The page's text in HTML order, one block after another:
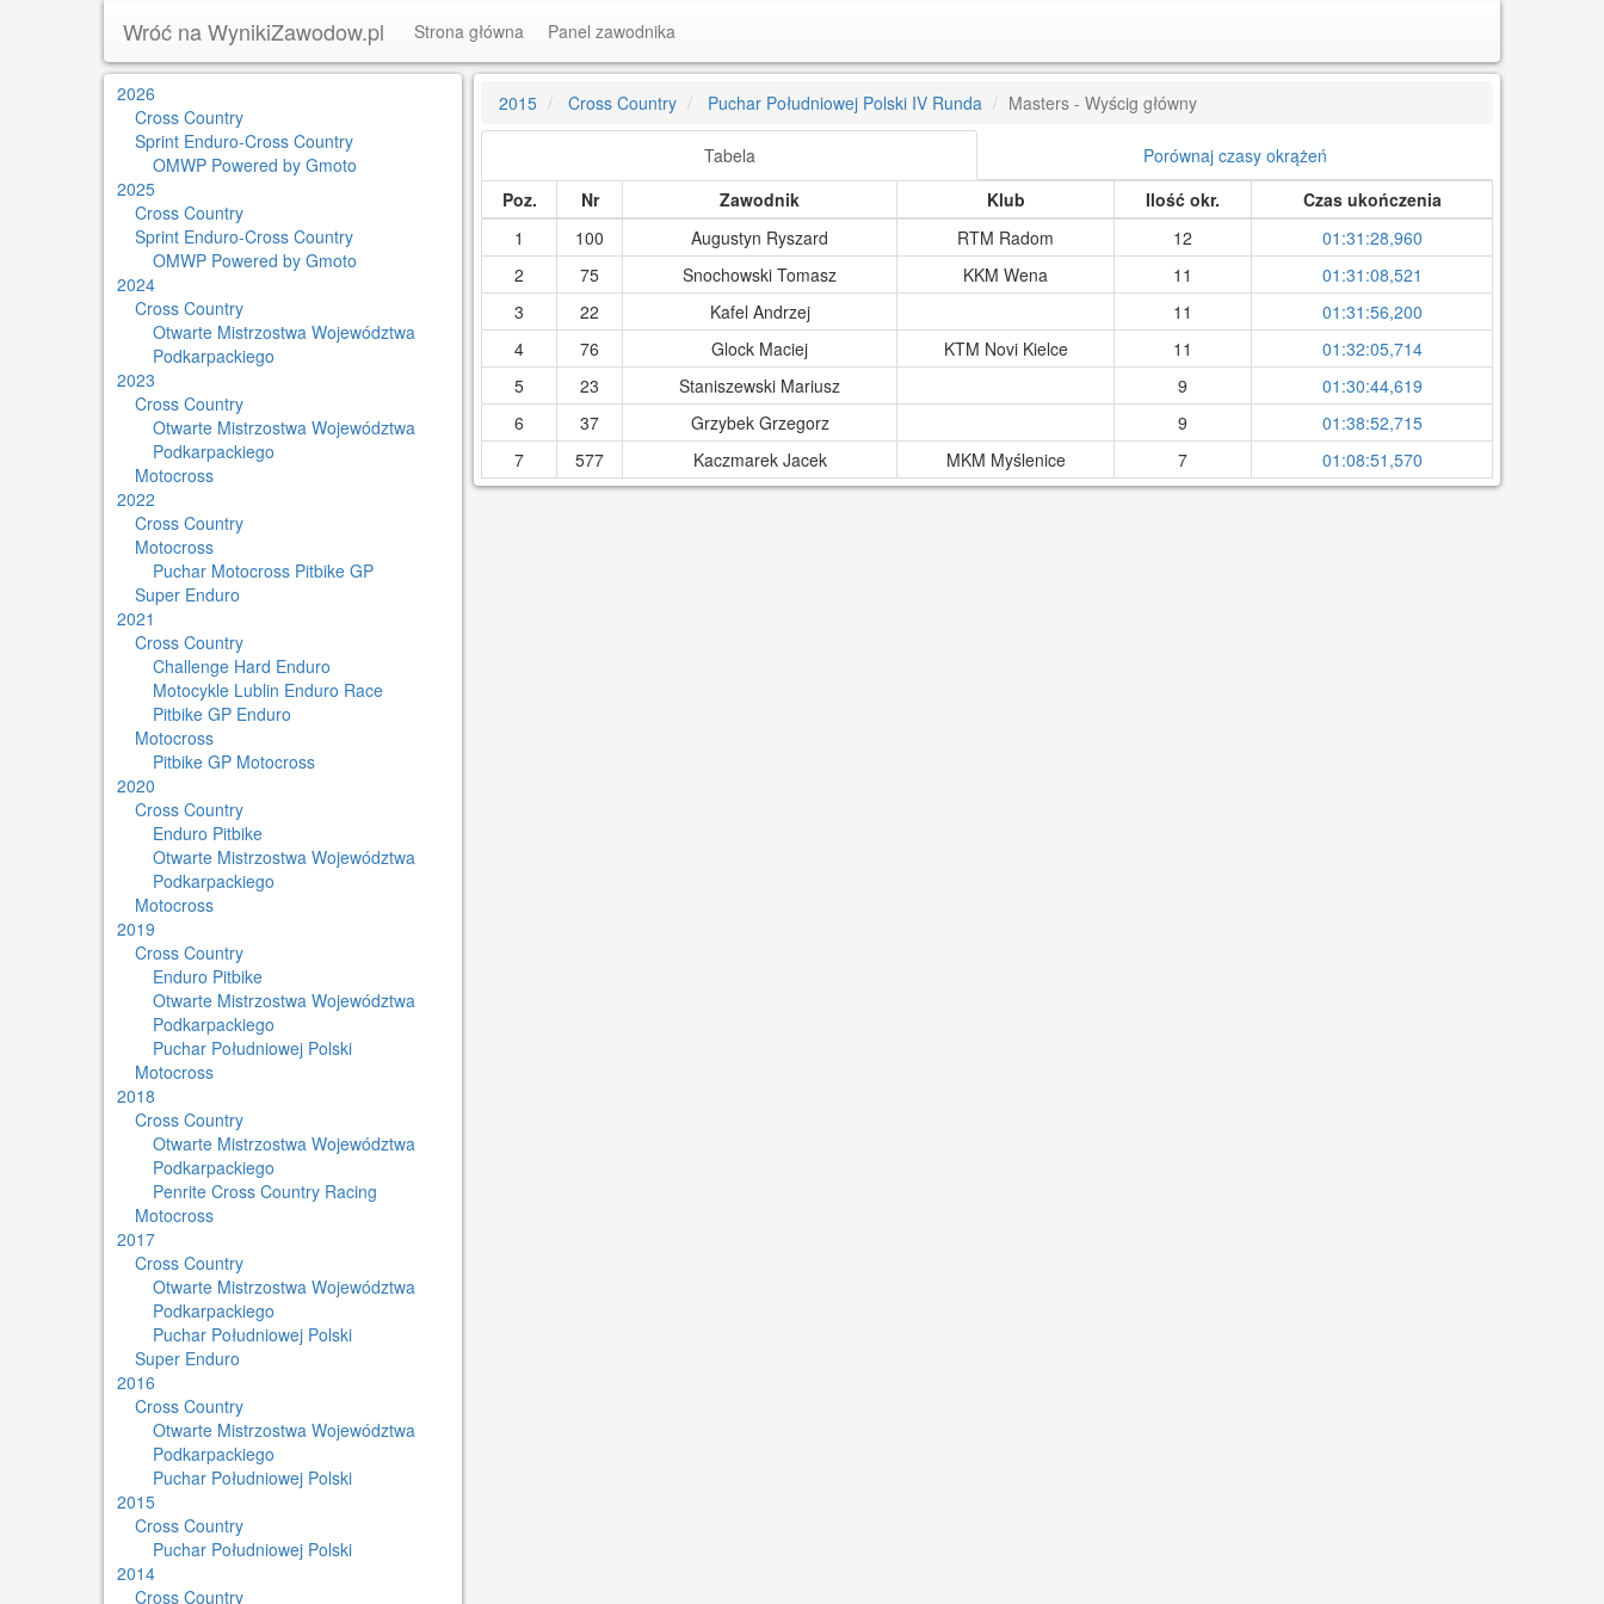
Wróć na WynikiZawodow.pl Strona główna Panel zawodnika
2026
Cross Country
Sprint Enduro-Cross Country
OMWP Powered by Gmoto
2025
Cross Country
Sprint Enduro-Cross Country
OMWP Powered by Gmoto
2024
Cross Country
Otwarte Mistrzostwa Województwa
Podkarpackiego
2023
Cross Country
Otwarte Mistrzostwa Województwa
Podkarpackiego
Motocross
2022
Cross Country
Motocross
Puchar Motocross Pitbike GP
Super Enduro
2021
Cross Country
Challenge Hard Enduro
Motocykle Lublin Enduro Race
Pitbike GP Enduro
Motocross
Pitbike GP Motocross
2020
Cross Country
Enduro Pitbike
Otwarte Mistrzostwa Województwa
Podkarpackiego
Motocross
2019
Cross Country
Enduro Pitbike
Otwarte Mistrzostwa Województwa
Podkarpackiego
Puchar Południowej Polski
Motocross
2018
Cross Country
Otwarte Mistrzostwa Województwa
Podkarpackiego
Penrite Cross Country Racing
Motocross
2017
Cross Country
Otwarte Mistrzostwa Województwa
Podkarpackiego
Puchar Południowej Polski
Super Enduro
2016
Cross Country
Otwarte Mistrzostwa Województwa
Podkarpackiego
Puchar Południowej Polski
2015
Cross Country
Puchar Południowej Polski
2014
Cross Country
2015 Cross Country Puchar Południowej Polski IV Runda Masters - Wyścig główny
Tabela
Porównaj czasy okrążeń
Poz.
Nr Zawodnik Klub Ilość okr.
Czas ukończenia
1
100 Augustyn Ryszard RTM Radom 12
01:31:28,960
2
75 Snochowski Tomasz KKM Wena 11
01:31:08,521
3
22 Kafel Andrzej 11
01:31:56,200
4
76 Glock Maciej KTM Novi Kielce 11
01:32:05,714
5
23 Staniszewski Mariusz 9
01:30:44,619
6
37 Grzybek Grzegorz 9
01:38:52,715
7
577 Kaczmarek Jacek MKM Myślenice 7 01:08:51,570